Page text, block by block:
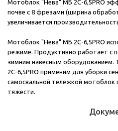
Мотоблок "Нева" МБ 2С-6,5PRO
почве с 8 фрезами (ширина
увеличивается
Мотоблок "Нева" МБ 2С-6,5PRO
режиме. Продуктивно работает с
зимним навесным
2С-6,5PRO применим для уборки
самосвальной тележкой мотоблок
тяжести.